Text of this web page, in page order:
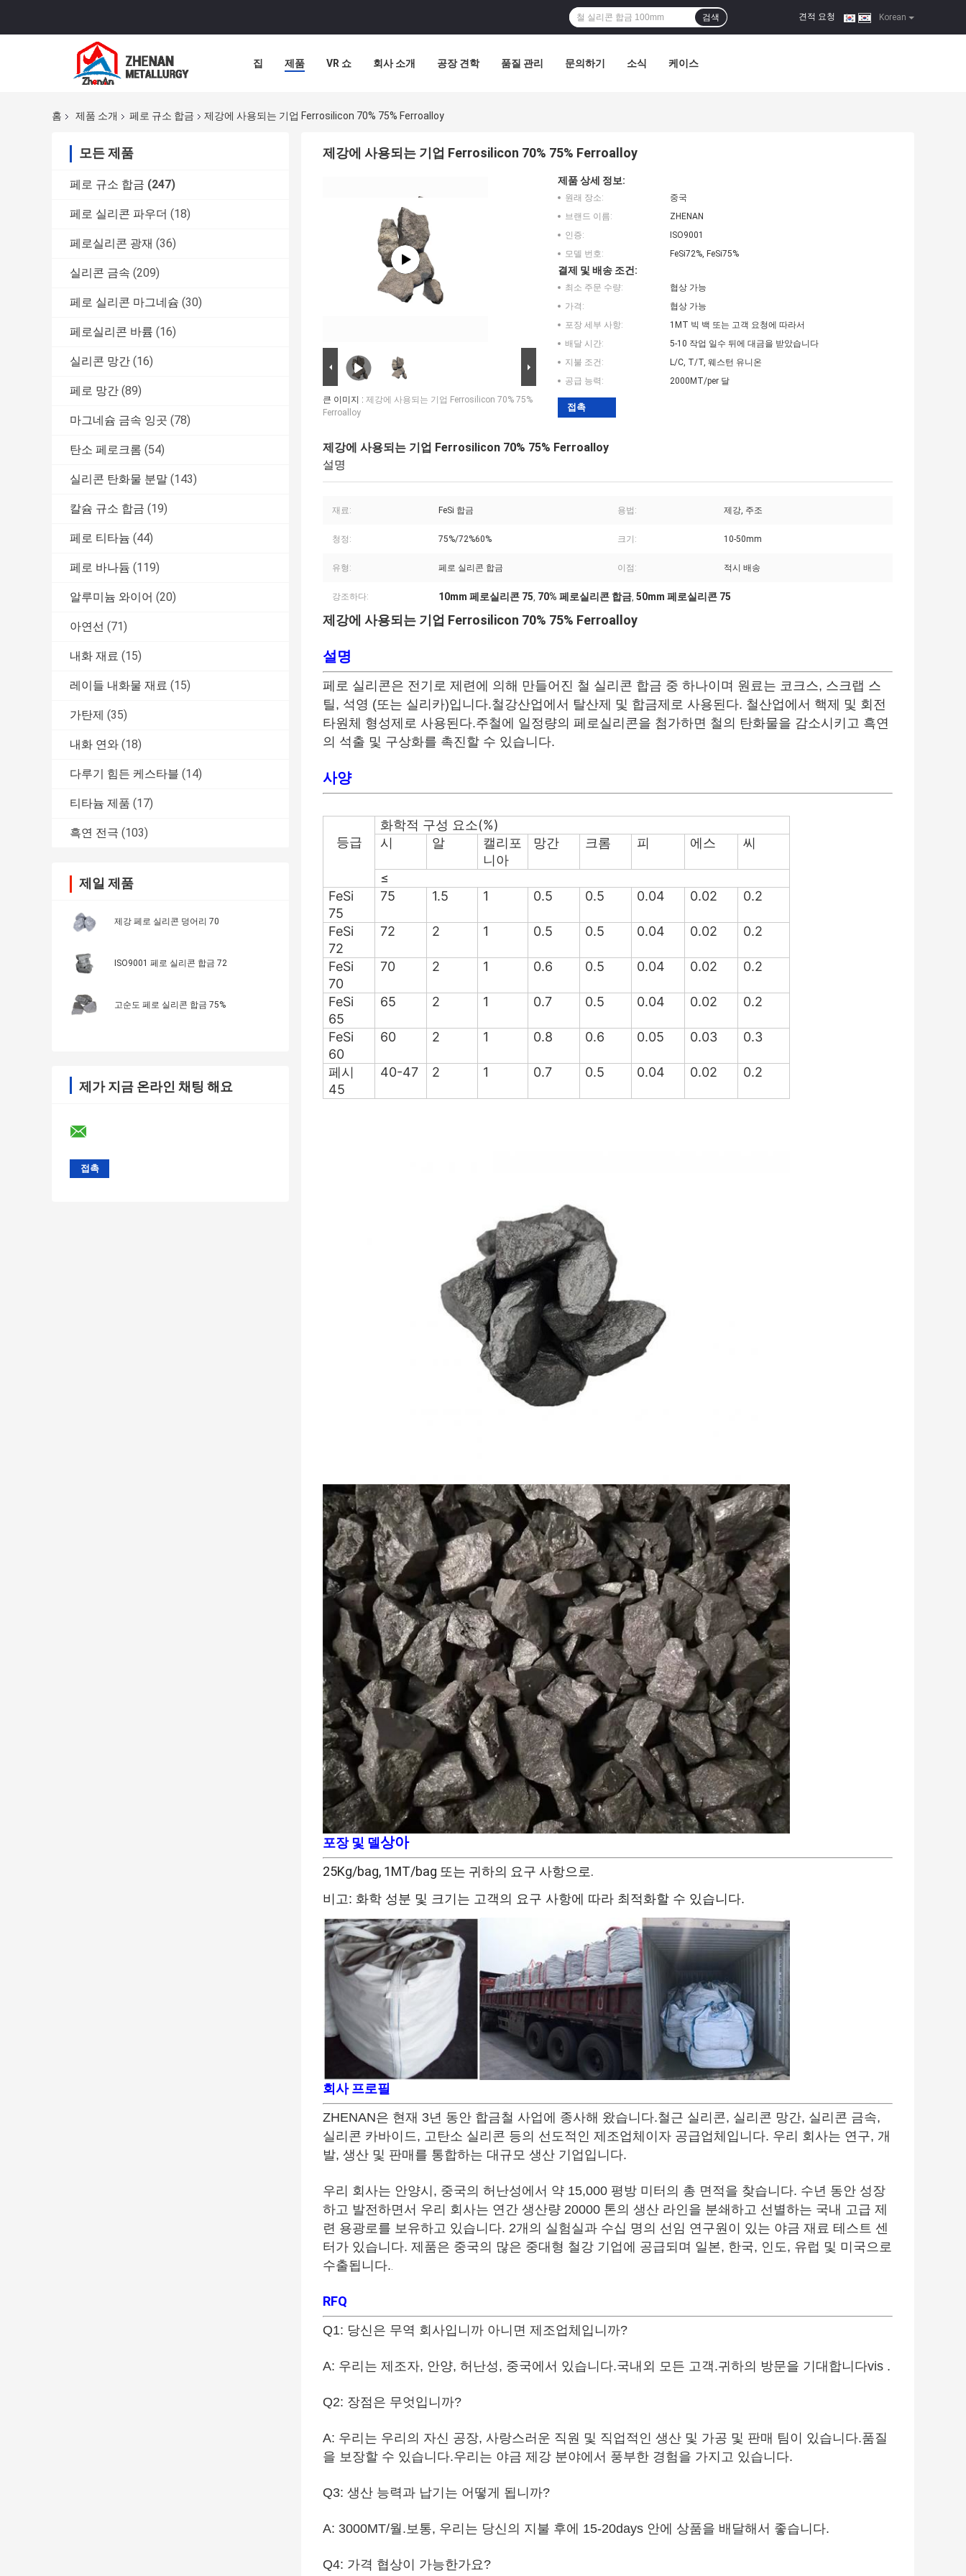
Korean
견적 요청 |
검색
집 제품 VR 쇼 회사 소개 공장 견학 품질 관리 문의하기 소식 케이스
홈 제품 소개 페로 규소 합금 제강에 사용되는 기업 Ferrosilicon 70% 75% Ferroalloy
모든 제품
페로 규소 합금 (247)
페로 실리콘 파우더 (18)
페로실리콘 광재 (36)
실리콘 금속 (209)
페로 실리콘 마그네슘 (30)
페로실리콘 바륨 (16)
실리콘 망간 (16)
페로 망간 (89)
마그네슘 금속 잉곳 (78)
탄소 페로크롬 (54)
실리콘 탄화물 분말 (143)
칼슘 규소 합금 (19)
페로 티타늄 (44)
페로 바나듐 (119)
알루미늄 와이어 (20)
아연선 (71)
내화 재료 (15)
레이들 내화물 재료 (15)
가탄제 (35)
내화 연와 (18)
다루기 힘든 케스타블 (14)
티타늄 제품 (17)
흑연 전극 (103)
제일 제품
제강 페로 실리콘 덩어리 70
ISO9001 페로 실리콘 합금 72
고순도 페로 실리콘 합금 75%
제가 지금 온라인 채팅 해요
제강에 사용되는 기업 Ferrosilicon 70% 75% Ferroalloy
큰 이미지 : 제강에 사용되는 기업 Ferrosilicon 70% 75%
Ferroalloy
제품 상세 정보:
원래 장소:
중국
브랜드 이름:
ZHENAN
인증:
ISO9001
모델 번호:
FeSi72%, FeSi75%
결제 및 배송 조건:
최소 주문 수량:
협상 가능
가격:
협상 가능
포장 세부 사항:
1MT 빅 백 또는 고객 요청에 따라서
배달 시간:
5-10 작업 일수 뒤에 대금을 받았습니다
지불 조건:
L/C, T/T, 웨스턴 유니온
공급 능력:
2000MT/per 달
접촉
제강에 사용되는 기업 Ferrosilicon 70% 75% Ferroalloy
설명
재료: FeSi 합금 용법: 제강, 주조
청정: 75%/72%60% 크기: 10-50mm
유형: 페로 실리콘 합금 이점: 적시 배송
강조하다: 10mm 페로실리콘 75, 70% 페로실리콘 합금, 50mm 페로실리콘 75
제강에 사용되는 기업 Ferrosilicon 70% 75% Ferroalloy
설명
페로 실리콘은 전기로 제련에 의해 만들어진 철 실리콘 합금 중 하나이며 원료는 코크스, 스크랩 스
틸, 석영 (또는 실리카)입니다.철강산업에서 탈산제 및 합금제로 사용된다. 철산업에서 핵제 및 회전
타원체 형성제로 사용된다.주철에 일정량의 페로실리콘을 첨가하면 철의 탄화물을 감소시키고 흑연
의 석출 및 구상화를 촉진할 수 있습니다.
사양
등급
화학적 구성 요소(%)
시
알
캘리포
니아
망간 크롬 피 에스 씨
≤
FeSi
75
75 1.5 1 0.5 0.5 0.04 0.02 0.2
FeSi
72
72 2 1 0.5 0.5 0.04 0.02 0.2
FeSi
70
70 2 1 0.6 0.5 0.04 0.02 0.2
FeSi
65
65 2 1 0.7 0.5 0.04 0.02 0.2
FeSi
60
60 2 1 0.8 0.6 0.05 0.03 0.3
페시
45
40-47 2 1 0.7 0.5 0.04 0.02 0.2
포장 및 델상아
25Kg/bag, 1MT/bag 또는 귀하의 요구 사항으로.
비고: 화학 성분 및 크기는 고객의 요구 사항에 따라 최적화할 수 있습니다.
회사 프로필
ZHENAN은 현재 3년 동안 합금철 사업에 종사해 왔습니다.철근 실리콘, 실리콘 망간, 실리콘 금속,
실리콘 카바이드, 고탄소 실리콘 등의 선도적인 제조업체이자 공급업체입니다. 우리 회사는 연구, 개
발, 생산 및 판매를 통합하는 대규모 생산 기업입니다.
우리 회사는 안양시, 중국의 허난성에서 약 15,000 평방 미터의 총 면적을 찾습니다. 수년 동안 성장
하고 발전하면서 우리 회사는 연간 생산량 20000 톤의 생산 라인을 분쇄하고 선별하는 국내 고급 제
련 용광로를 보유하고 있습니다. 2개의 실험실과 수십 명의 선임 연구원이 있는 야금 재료 테스트 센
터가 있습니다. 제품은 중국의 많은 중대형 철강 기업에 공급되며 일본, 한국, 인도, 유럽 및 미국으로
수출됩니다..
RFQ
Q1: 당신은 무역 회사입니까 아니면 제조업체입니까?
A: 우리는 제조자, 안양, 허난성, 중국에서 있습니다.국내외 모든 고객.귀하의 방문을 기대합니다vis .
Q2: 장점은 무엇입니까?
A: 우리는 우리의 자신 공장, 사랑스러운 직원 및 직업적인 생산 및 가공 및 판매 팀이 있습니다.품질
을 보장할 수 있습니다.우리는 야금 제강 분야에서 풍부한 경험을 가지고 있습니다.
Q3: 생산 능력과 납기는 어떻게 됩니까?
A: 3000MT/월.보통, 우리는 당신의 지불 후에 15-20days 안에 상품을 배달해서 좋습니다.
Q4: 가격 협상이 가능한가요?